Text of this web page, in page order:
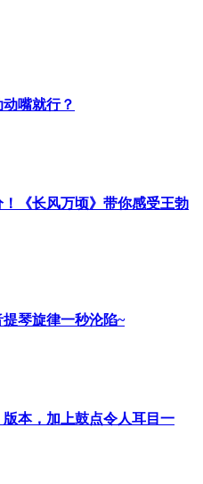
嘴就行？
《长风万顷》带你感受王勃
琴旋律一秒沦陷~
本，加上鼓点令人耳目一